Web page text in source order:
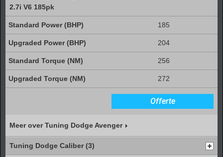
2.7i V6 185pk
185
204
256
272
Offerte
Meer over Tuning Dodge Avenger
Tuning Dodge Caliber (3)